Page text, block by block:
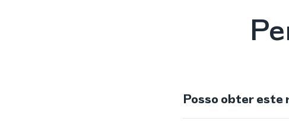
Posso obter este